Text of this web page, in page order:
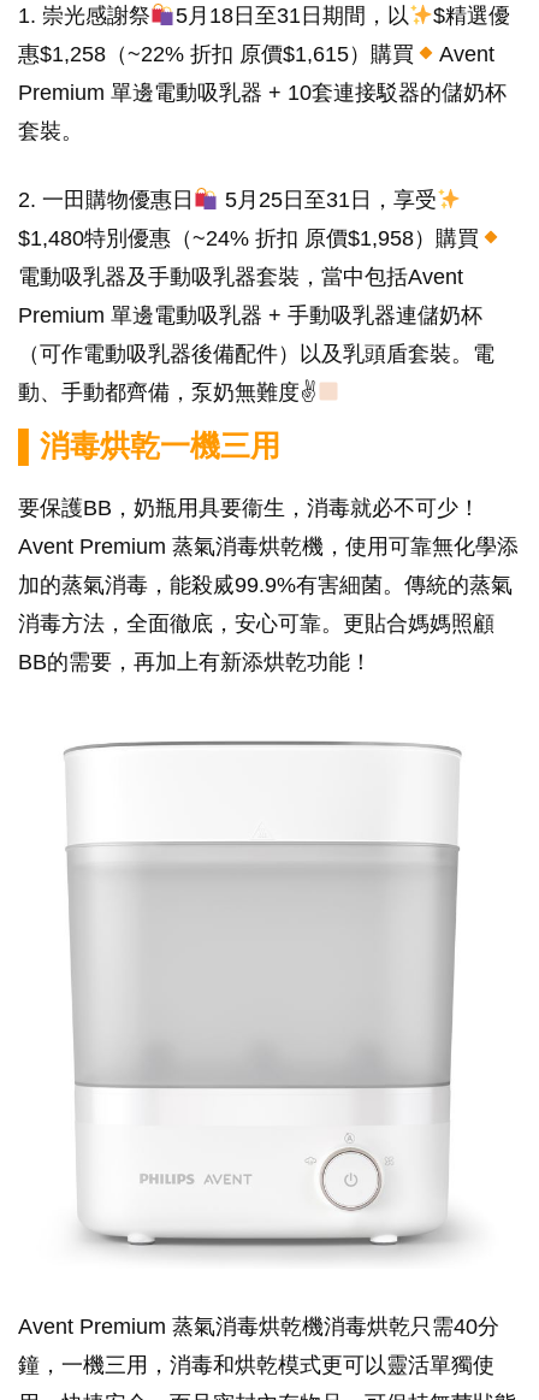
1. 崇光感謝祭
5月18日至31日期間，以
$精選優
惠$1,258（~22% 折扣 原價$1,615）購買
Avent
Premium 單邊電動吸乳器 + 10套連接駁器的儲奶杯
套裝。
2. 一田購物優惠日
5月25日至31日，享受
$1,480特別優惠（~24% 折扣 原價$1,958）購買
電動吸乳器及手動吸乳器套裝，當中包括Avent
Premium 單邊電動吸乳器 + 手動吸乳器連儲奶杯
（可作電動吸乳器後備配件）以及乳頭盾套裝。電
動、手動都齊備，泵奶無難度✌
▌消毒烘乾一機三用
要保護BB，奶瓶用具要衞生，消毒就必不可少！
Avent Premium 蒸氣消毒烘乾機，使用可靠無化學添
加的蒸氣消毒，能殺烕99.9%有害細菌。傳統的蒸氣
消毒方法，全面徹底，安心可靠。更貼合媽媽照顧
BB的需要，再加上有新添烘乾功能！
Avent Premium 蒸氣消毒烘乾機消毒烘乾只需40分
鐘，一機三用，消毒和烘乾模式更可以靈活單獨使